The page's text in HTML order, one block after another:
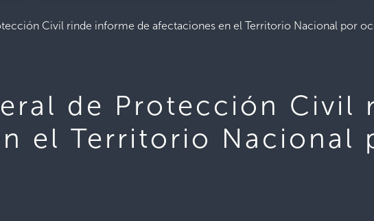
Civil rinde informe de afectaciones en el Territorio Nacional por
de Protección Civil
el Territorio Nacional